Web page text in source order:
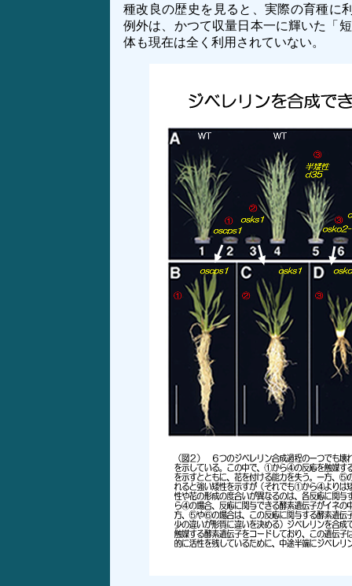
種改良の歴史を見ると、実際の育種に
例外は、かつて収量日本一に輝いた「
体も現在は全く利用されていない。